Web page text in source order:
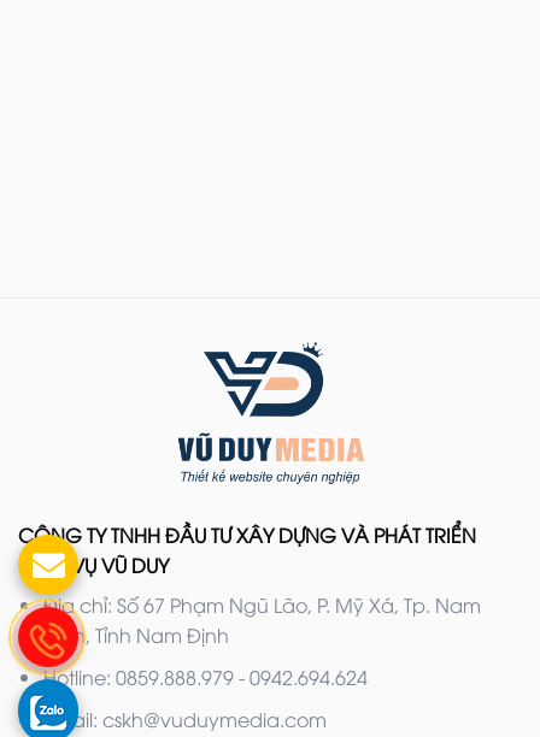
CÔNG TY TNHH ĐẦU TƯ XÂY DỰNG VÀ PHÁT TRIỂN
DỊCH VỤ VŨ DUY
Địa chỉ: Số 67 Phạm Ngũ Lão, P. Mỹ Xá, Tp. Nam
Định, Tỉnh Nam Định
Hotline: 0859.888.979 - 0942.694.624
Email: cskh@vuduymedia.com